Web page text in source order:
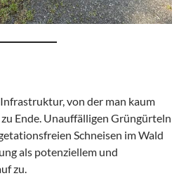
von der man kaum
Ende. Unauffälligen Grüngürteln
Schneisen im Wald
als potenziellem und
zu.